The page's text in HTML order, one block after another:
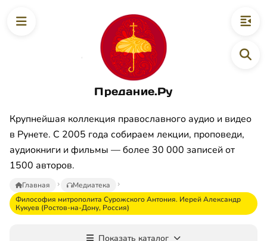
Предание.Ру
Крупнейшая коллекция православного аудио и видео
в Рунете. С 2005 года собираем лекции, проповеди,
аудиокниги и фильмы — более 30 000 записей от
1500 авторов.
Главная
Медиатека
Философия митрополита Сурожского Антония. Иерей Александр
Кукуев (Ростов-на-Дону, Россия)
Показать каталог